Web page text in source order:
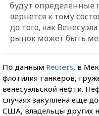
будут определенные
вернется к тому
до того, как
рынок может быть
По данным Reuters, в
флотилия танкеров,
венесуэльской нефти.
случаях закуплена еще
США, владельцы других